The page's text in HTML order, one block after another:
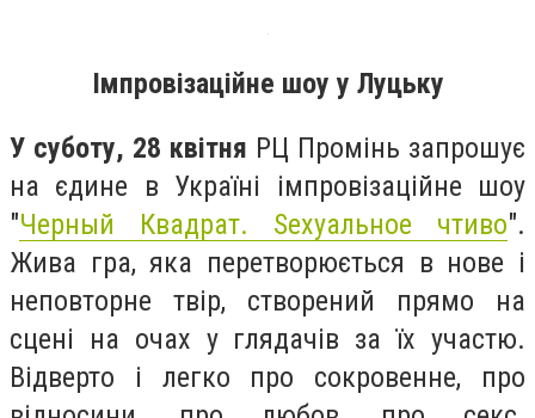
Імпровізаційне шоу у Луцьку
У суботу, 28 квітня РЦ Промінь запрошує
на єдине в Україні імпровізаційне шоу
"Черный Квадрат. Sexуальное чтиво".
Жива гра, яка перетворюється в нове і
неповторне твір, створений прямо на
сцені на очах у глядачів за їх участю.
Відверто і легко про сокровенне, про